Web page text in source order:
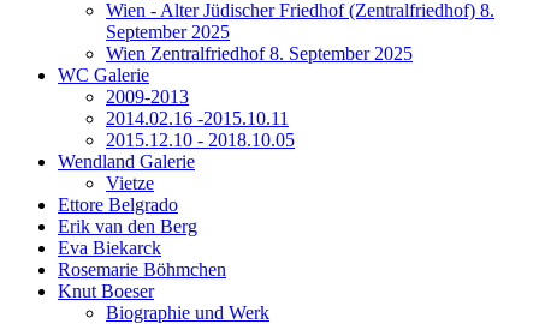
Wien - Alter Jüdischer Friedhof (Zentralfriedhof) 8.
September 2025
Wien Zentralfriedhof 8. September 2025
WC Galerie
2009-2013
2014.02.16 -2015.10.11
2015.12.10 - 2018.10.05
Wendland Galerie
Vietze
Ettore Belgrado
Erik van den Berg
Eva Biekarck
Rosemarie Böhmchen
Knut Boeser
Biographie und Werk